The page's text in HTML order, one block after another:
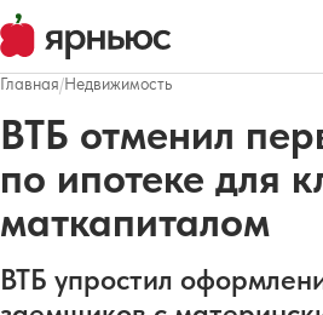
Главная/Недвижимость
ВТБ отменил
по ипотеке для
маткапиталом
ВТБ упростил